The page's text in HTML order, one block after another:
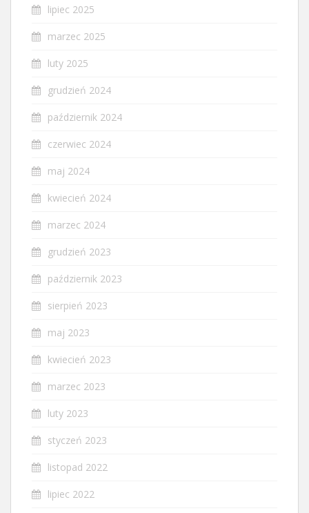
lipiec 2025
marzec 2025
luty 2025
grudzień 2024
październik 2024
czerwiec 2024
maj 2024
kwiecień 2024
marzec 2024
grudzień 2023
październik 2023
sierpień 2023
maj 2023
kwiecień 2023
marzec 2023
luty 2023
styczeń 2023
listopad 2022
lipiec 2022